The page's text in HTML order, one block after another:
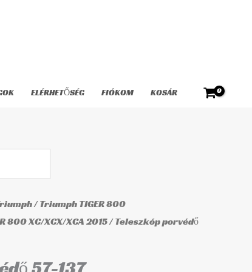
ELÉRHETŐSÉG FIÓKOM KOSÁR
/Triumph TIGER 800
800 XC/XCX/XCA 2015/ Teleszkóp porvédő